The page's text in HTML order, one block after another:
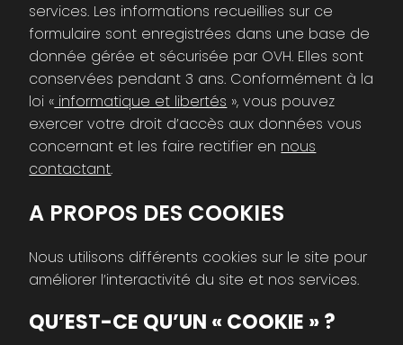
services. Les informations recueillies sur ce
formulaire sont enregistrées dans une base de
donnée gérée et sécurisée par OVH. Elles sont
conservées pendant 3 ans. Conformément à la
loi « informatique et libertés », vous pouvez
exercer votre droit d’accès aux données vous
concernant et les faire rectifier en nous
contactant.
A PROPOS DES COOKIES
Nous utilisons différents cookies sur le site pour
améliorer l’interactivité du site et nos services.
QU’EST-CE QU’UN « COOKIE » ?